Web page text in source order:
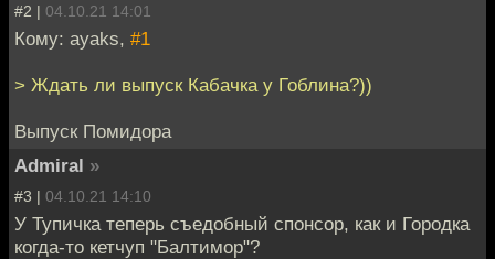
#2 | 04.10.21 14:01
Кому: ayaks, #1
> Ждать ли выпуск Кабачка у Гоблина?))
Выпуск Помидора
Admiral »
#3 | 04.10.21 14:10
У Тупичка теперь съедобный спонсор, как и Городка
когда-то кетчуп "Балтимор"?